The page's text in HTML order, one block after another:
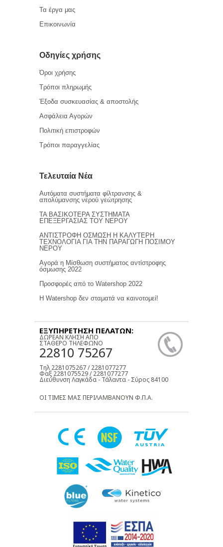
Τα έργα μας
Επικοινωνία
Οδηγίες χρήσης
Όροι χρήσης
Τρόποι πληρωμής
Έξοδα συσκευασίας & αποστολής
Ασφάλεια Αγορών
Πολιτική επιστροφών
Τρόποι παραγγελίας
Τελευταία Νέα
Αυτόματα συστήματα φίλτρανσης &
απολύμανσης νερού γεώτρησης
ΤΑ ΒΑΣΙΚΟΤΕΡΑ ΣΥΣΤΗΜΑΤΑ
ΕΠΕΞΕΡΓΑΣΙΑΣ ΤΟΥ ΝΕΡΟΥ
ΑΝΤΙΣΤΡΟΦΗ ΟΣΜΩΣΗ Η ΚΑΛΥΤΕΡΗ
ΤΕΧΝΟΛΟΓΙΑ ΓΙΑ ΤΗΝ ΠΑΡΑΓΩΓΗ ΠΟΣΙΜΟΥ
ΝΕΡΟΥ
Αγορά η Μίσθωση συστήματος αντίστροφης
όσμωσης 2022
Προσφορές από το Watershop 2022
Η Watershop δεν σταματά να καινοτομεί!
ΕΞΥΠΗΡΕΤΗΣΗ ΠΕΛΑΤΩΝ:
ΔΩΡΕΑΝ ΚΛΗΣΗ ΑΠΟ
ΣΤΑΘΕΡΟ ΤΗΛΕΦΩΝΟ
22810 75267
Τηλ 2281075267 / 2281077277
Φαξ 2281075529 / 2281077277
Διεύθυνση Λαγκάδα - Τάλαντα - Σύρος 84100
ΟΙ ΤΙΜΕΣ ΜΑΣ ΠΕΡΙΛΑΜΒΑΝΟΥΝ Φ.Π.Α.